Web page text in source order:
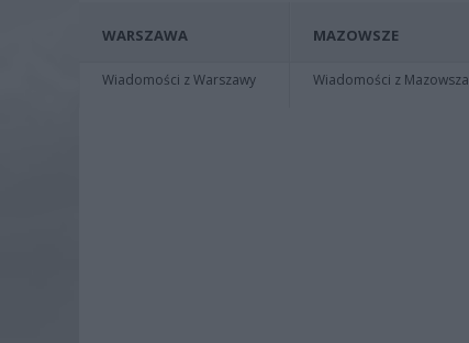
WARSZAWA
Wiadomości z Warszawy
MAZOWSZE
Wiadomości z Mazowsza